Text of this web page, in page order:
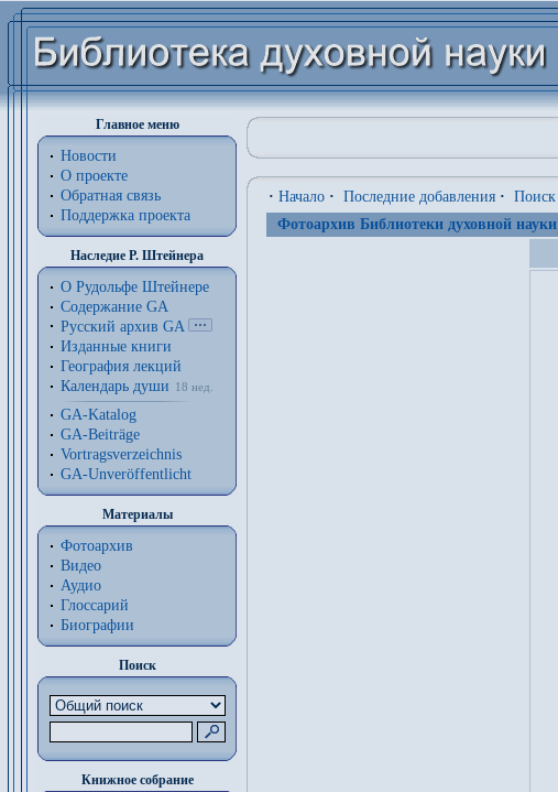
Главное меню
Новости
О проекте
Обратная связь
Поддержка проекта
Наследие Р. Штейнера
О Рудольфе Штейнере
Содержание GA
Русский архив GA
Изданные книги
География лекций
Календарь души
18 нед.
GA-Katalog
GA-Beiträge
Vortragsverzeichnis
GA-Unveröffentlicht
Материалы
Фотоархив
Видео
Аудио
Глоссарий
Биографии
Поиск
Книжное собрание
· Начало · Последние добавления · Поиск
Фотоархив Библиотеки духовной науки